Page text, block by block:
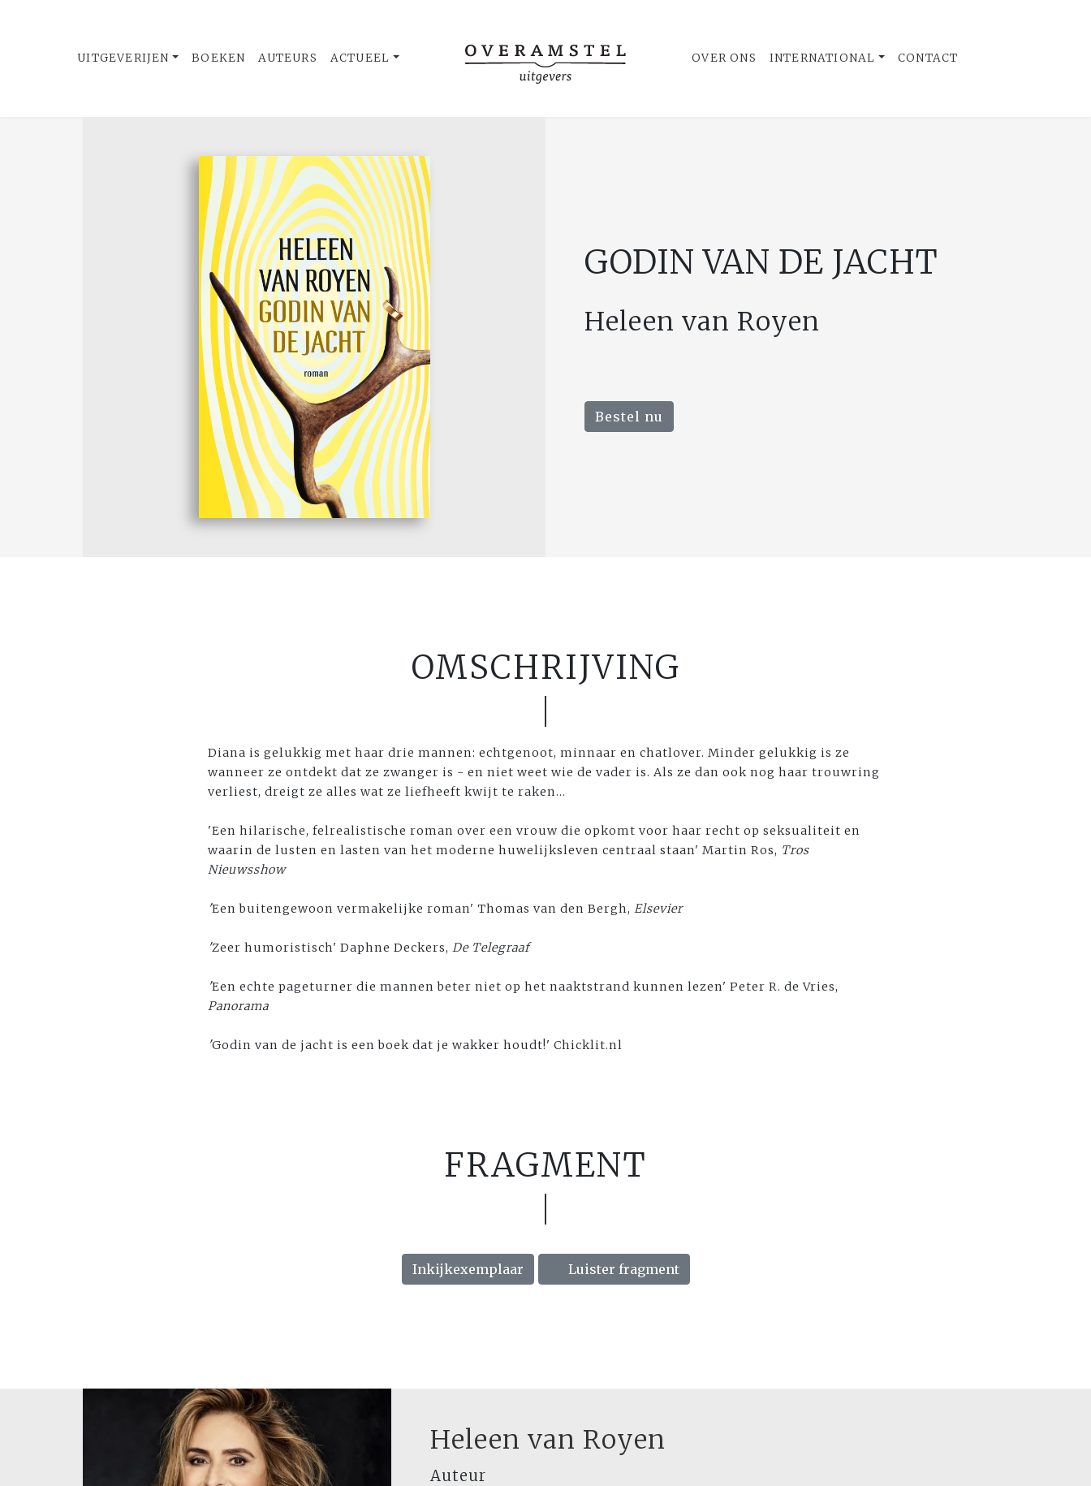
UITGEVERIJEN BOEKEN AUTEURS ACTUEEL OVER ONS INTERNATIONAL CONTACT
GODIN VAN DE JACHT
Heleen van Royen
Bestel nu
OMSCHRIJVING
Diana is gelukkig met haar drie mannen: echtgenoot, minnaar en chatlover. Minder gelukkig is ze
wanneer ze ontdekt dat ze zwanger is - en niet weet wie de vader is. Als ze dan ook nog haar trouwring
verliest, dreigt ze alles wat ze liefheeft kwijt te raken...
'Een hilarische, felrealistische roman over een vrouw die opkomt voor haar recht op seksualiteit en
waarin de lusten en lasten van het moderne huwelijksleven centraal staan' Martin Ros, Tros
Nieuwsshow
'Een buitengewoon vermakelijke roman' Thomas van den Bergh, Elsevier
'Zeer humoristisch' Daphne Deckers, De Telegraaf
'Een echte pageturner die mannen beter niet op het naaktstrand kunnen lezen' Peter R. de Vries,
Panorama
'Godin van de jacht is een boek dat je wakker houdt!' Chicklit.nl
FRAGMENT
Inkijkexemplaar Luister fragment
Heleen van Royen
Auteur